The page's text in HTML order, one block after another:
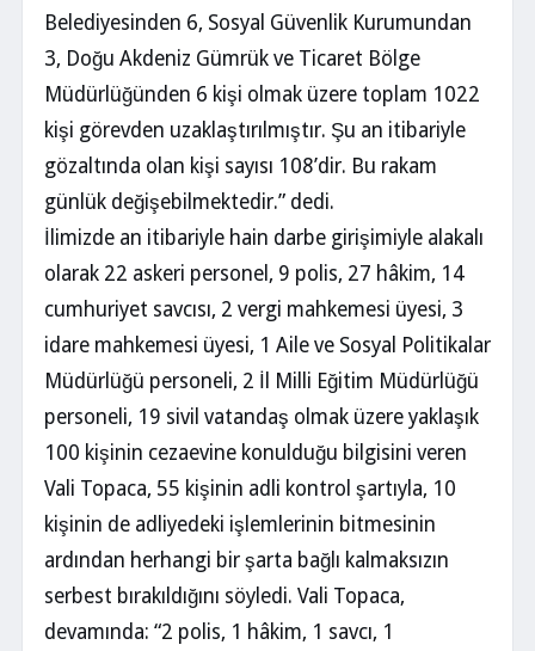
Belediyesinden 6, Sosyal Güvenlik Kurumundan
3, Doğu Akdeniz Gümrük ve Ticaret Bölge
Müdürlüğünden 6 kişi olmak üzere toplam 1022
kişi görevden uzaklaştırılmıştır. Şu an itibariyle
gözaltında olan kişi sayısı 108’dir. Bu rakam
günlük değişebilmektedir.” dedi.
İlimizde an itibariyle hain darbe girişimiyle alakalı
olarak 22 askeri personel, 9 polis, 27 hâkim, 14
cumhuriyet savcısı, 2 vergi mahkemesi üyesi, 3
idare mahkemesi üyesi, 1 Aile ve Sosyal Politikalar
Müdürlüğü personeli, 2 İl Milli Eğitim Müdürlüğü
personeli, 19 sivil vatandaş olmak üzere yaklaşık
100 kişinin cezaevine konulduğu bilgisini veren
Vali Topaca, 55 kişinin adli kontrol şartıyla, 10
kişinin de adliyedeki işlemlerinin bitmesinin
ardından herhangi bir şarta bağlı kalmaksızın
serbest bırakıldığını söyledi. Vali Topaca,
devamında: “2 polis, 1 hâkim, 1 savcı, 1